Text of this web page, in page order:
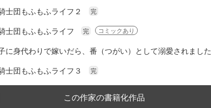
士団もふもふライフ２ 完
士団もふもふライフ 完 コミックあり
に身代わりで嫁いだら、番（つがい）として溺愛されました
士団もふもふライフ３ 完
この作家の書籍化作品